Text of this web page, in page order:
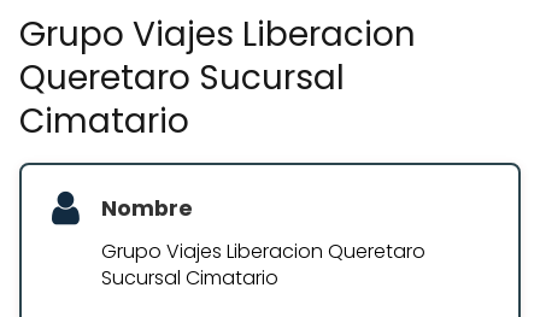
Grupo Viajes Liberacion
Queretaro Sucursal
Cimatario
Nombre
Grupo Viajes Liberacion Queretaro
Sucursal Cimatario